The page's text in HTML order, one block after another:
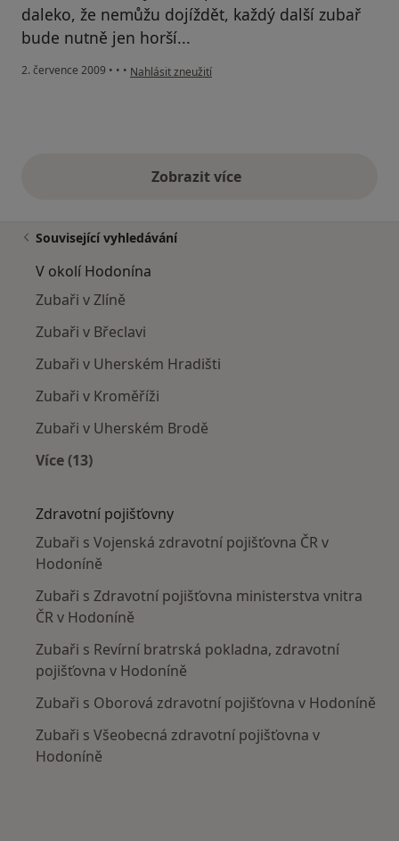
daleko, že nemůžu dojíždět, každý další zubař
bude nutně jen horší...
2. července 2009 • • • podle názoru uživatele Váš účet byl odstraněn
Nahlásit zneužití
Zobrazit vícevýše uvedené názory
Související vyhledávání
V okolí Hodonína
Zubaři v Zlíně
Zubaři v Břeclavi
Zubaři v Uherském Hradišti
Zubaři v Kroměříži
Zubaři v Uherském Brodě
Více (13)
Zdravotní pojišťovny
Zubaři s Vojenská zdravotní pojišťovna ČR v
Hodoníně
Zubaři s Zdravotní pojišťovna ministerstva vnitra
ČR v Hodoníně
Zubaři s Revírní bratrská pokladna, zdravotní
pojišťovna v Hodoníně
Zubaři s Oborová zdravotní pojišťovna v Hodoníně
Zubaři s Všeobecná zdravotní pojišťovna v
Hodoníně